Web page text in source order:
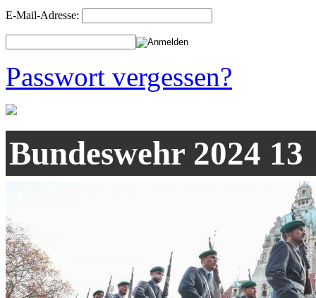
E-Mail-Adresse:
Passwort vergessen?
Bundeswehr 2024 13